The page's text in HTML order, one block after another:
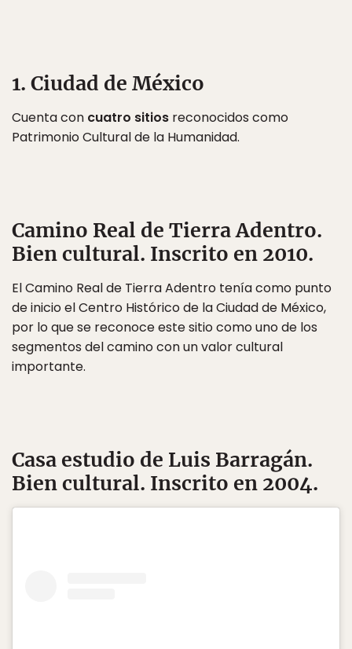
1. Ciudad de México
Cuenta con cuatro sitios reconocidos como
Patrimonio Cultural de la Humanidad.
Camino Real de Tierra Adentro.
Bien cultural. Inscrito en 2010.
El Camino Real de Tierra Adentro tenía como punto
de inicio el Centro Histórico de la Ciudad de México,
por lo que se reconoce este sitio como uno de los
segmentos del camino con un valor cultural
importante.
Casa estudio de Luis Barragán.
Bien cultural. Inscrito en 2004.